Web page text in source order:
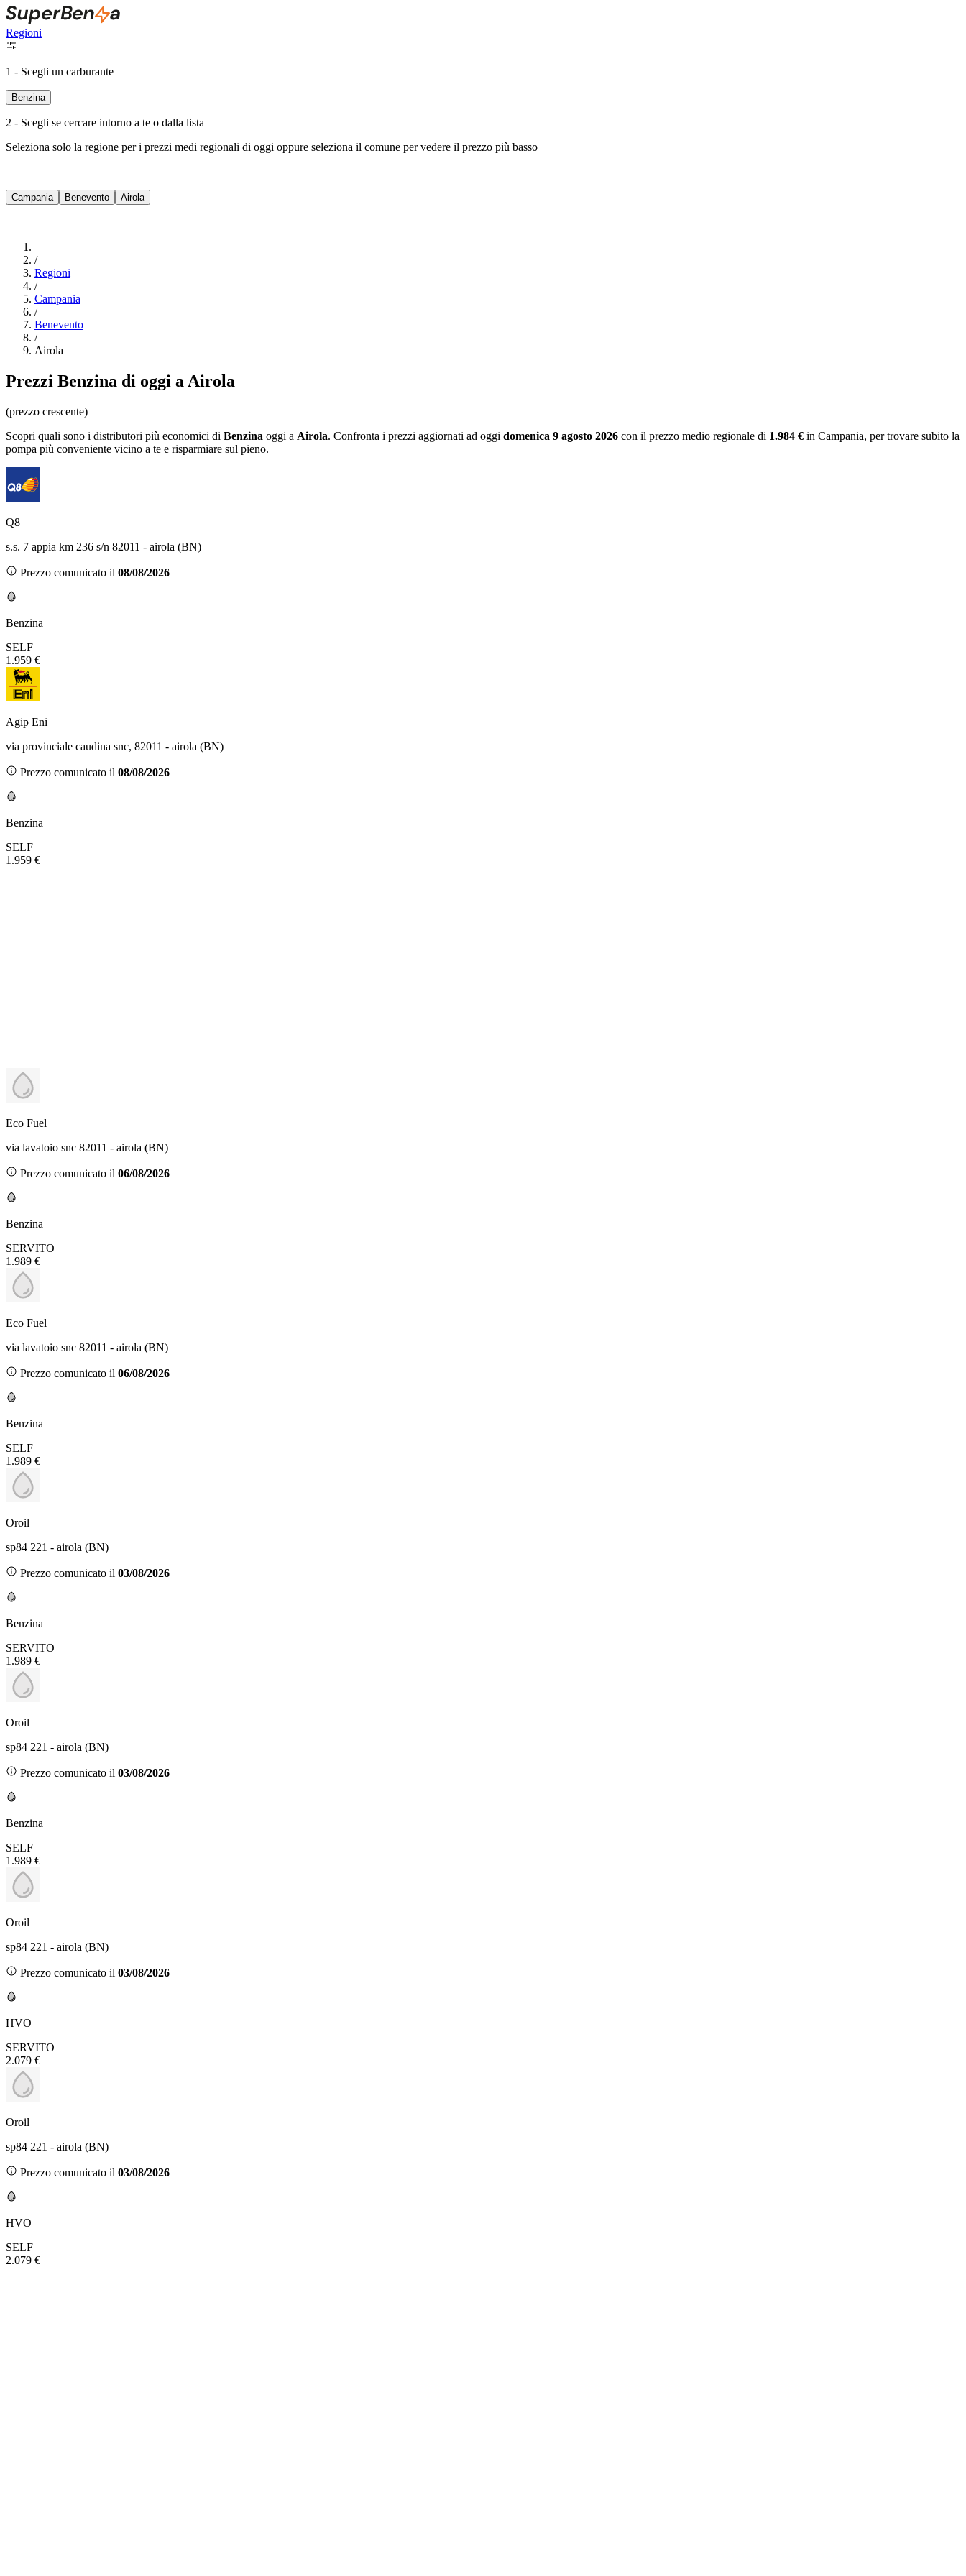
Regioni
1 - Scegli un carburante
Benzina
2 - Scegli se cercare intorno a te o dalla lista
Seleziona solo la regione per i prezzi medi regionali di oggi oppure seleziona il comune per vedere il prezzo più basso
Campania Benevento Airola
/
Regioni
/
Campania
/
Benevento
/
Airola
Prezzi Benzina di oggi a Airola
(prezzo crescente)
Scopri quali sono i distributori più economici di Benzina oggi a Airola. Confronta i prezzi aggiornati ad oggi domenica 9 agosto 2026 con il prezzo medio regionale di 1.984 € in Campania, per trovare subito la
pompa più conveniente vicino a te e risparmiare sul pieno.
Q8
s.s. 7 appia km 236 s/n 82011 - airola (BN)
Prezzo comunicato il 08/08/2026
Benzina
SELF
1.959 €
Agip Eni
via provinciale caudina snc, 82011 - airola (BN)
Prezzo comunicato il 08/08/2026
Benzina
SELF
1.959 €
Eco Fuel
via lavatoio snc 82011 - airola (BN)
Prezzo comunicato il 06/08/2026
Benzina
SERVITO
1.989 €
Eco Fuel
via lavatoio snc 82011 - airola (BN)
Prezzo comunicato il 06/08/2026
Benzina
SELF
1.989 €
Oroil
sp84 221 - airola (BN)
Prezzo comunicato il 03/08/2026
Benzina
SERVITO
1.989 €
Oroil
sp84 221 - airola (BN)
Prezzo comunicato il 03/08/2026
Benzina
SELF
1.989 €
Oroil
sp84 221 - airola (BN)
Prezzo comunicato il 03/08/2026
HVO
SERVITO
2.079 €
Oroil
sp84 221 - airola (BN)
Prezzo comunicato il 03/08/2026
HVO
SELF
2.079 €